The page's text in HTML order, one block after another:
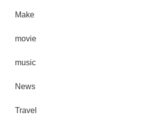
Make
movie
music
News
Travel